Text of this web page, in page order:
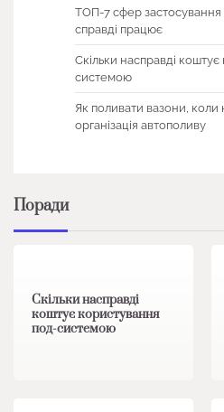
ТОП-7 сфер застосування
справді працює
Скільки насправді
системою
Як поливати вазони, коли
організація автополиву
Поради
Скільки насправді
коштує користування
под-системою